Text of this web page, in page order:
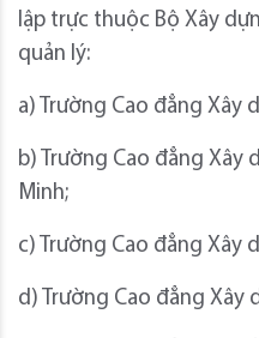
lập trực thuộc Bộ Xây
quản lý:
a) Trường Cao đẳng Xây
b) Trường Cao đẳng Xây
Minh;
c) Trường Cao đẳng Xây
d) Trường Cao đẳng Xây